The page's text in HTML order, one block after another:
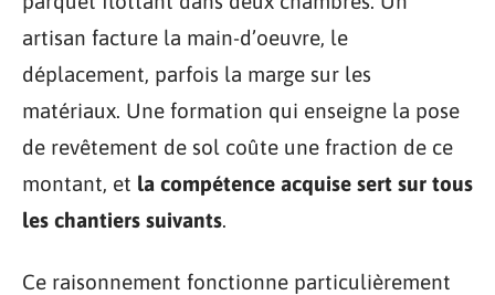
artisan facture la main-d’oeuvre, le
déplacement, parfois la marge sur les
matériaux. Une formation qui enseigne la pose
de revêtement de sol coûte une fraction de ce
montant, et la compétence acquise sert sur tous
les chantiers suivants.
Ce raisonnement fonctionne particulièrement